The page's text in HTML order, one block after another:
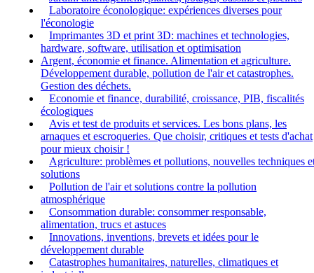
Laboratoire éconologique: expériences diverses pour
l'éconologie
Imprimantes 3D et print 3D: machines et technologies,
hardware, software, utilisation et optimisation
Argent, économie et finance. Alimentation et agriculture.
Développement durable, pollution de l'air et catastrophes.
Gestion des déchets.
Economie et finance, durabilité, croissance, PIB, fiscalités
écologiques
Avis et test de produits et services. Les bons plans, les
arnaques et escroqueries. Que choisir, critiques et tests d'achat
pour mieux choisir !
Agriculture: problèmes et pollutions, nouvelles techniques
solutions
Pollution de l'air et solutions contre la pollution
atmosphérique
Consommation durable: consommer responsable,
alimentation, trucs et astuces
Innovations, inventions, brevets et idées pour le
développement durable
Catastrophes humanitaires, naturelles, climatiques et